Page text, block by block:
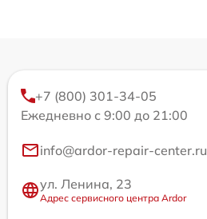
+7 (800) 301-34-05
Ежедневно с 9:00 до 21:00
info@ardor-repair-center.ru
ул. Ленина, 23
Адрес сервисного центра Ardor